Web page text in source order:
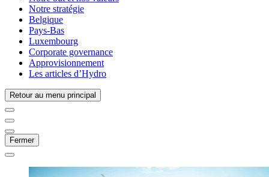
Notre stratégie
Belgique
Pays-Bas
Luxembourg
Corporate governance
Approvisionnement
Les articles d’Hydro
Retour au menu principal
Fermer